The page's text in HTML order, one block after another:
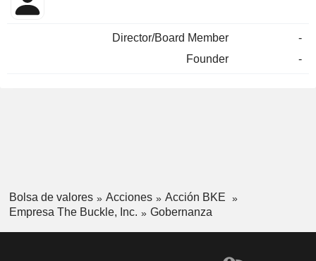
Director/Board Member
-
Founder
-
Bolsa de valores Acciones
Acción BKE
Empresa The Buckle, Inc.
Gobernanza